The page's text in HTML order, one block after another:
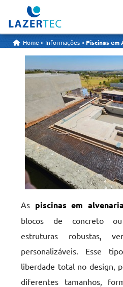
Piscinas em
Home » Informações » Piscinas em
As piscinas em alvenaria
blocos de concreto
estruturas robustas,
personalizáveis. Esse
liberdade total no design,
diferentes tamanhos,